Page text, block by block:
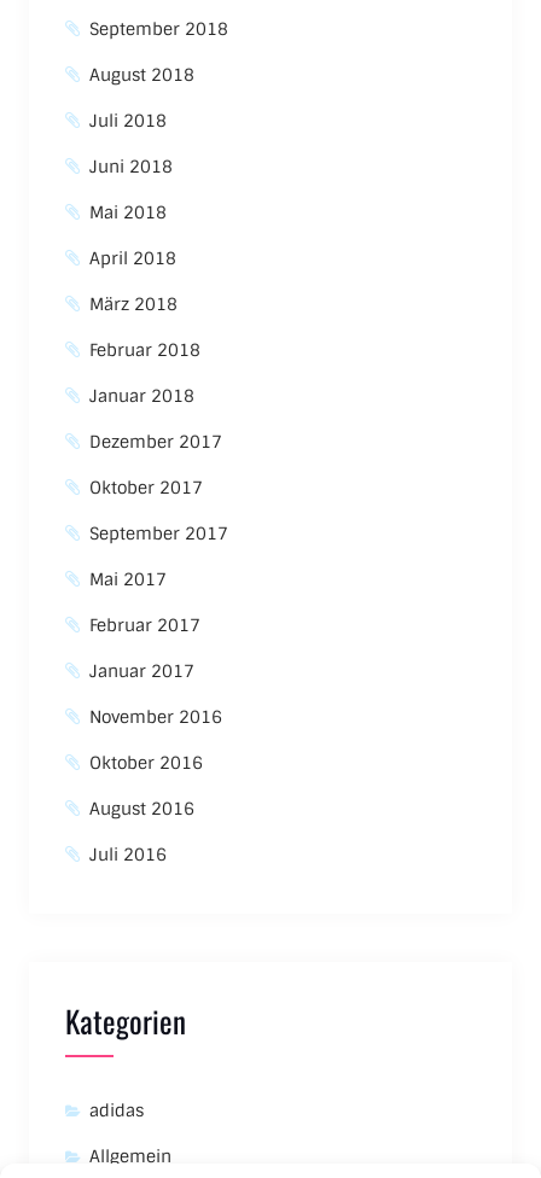
September 2018
August 2018
Juli 2018
Juni 2018
Mai 2018
April 2018
März 2018
Februar 2018
Januar 2018
Dezember 2017
Oktober 2017
September 2017
Mai 2017
Februar 2017
Januar 2017
November 2016
Oktober 2016
August 2016
Juli 2016
Kategorien
adidas
Allgemein